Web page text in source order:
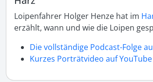
Loipenfahrer Holger Henze hat im
erzählt, wann und wie die Loipen
Die vollständige Podcast-Folge
Kurzes Porträtvideo auf YouTube